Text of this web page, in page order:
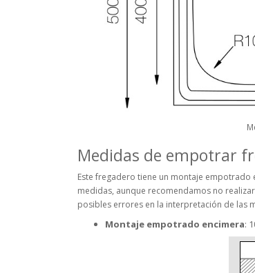
Medidas de empotrar
Este fregadero tiene un montaje
medidas, aunque recomendamos no
posibles errores en la interpretación de las
Montaje empotrado encimera: